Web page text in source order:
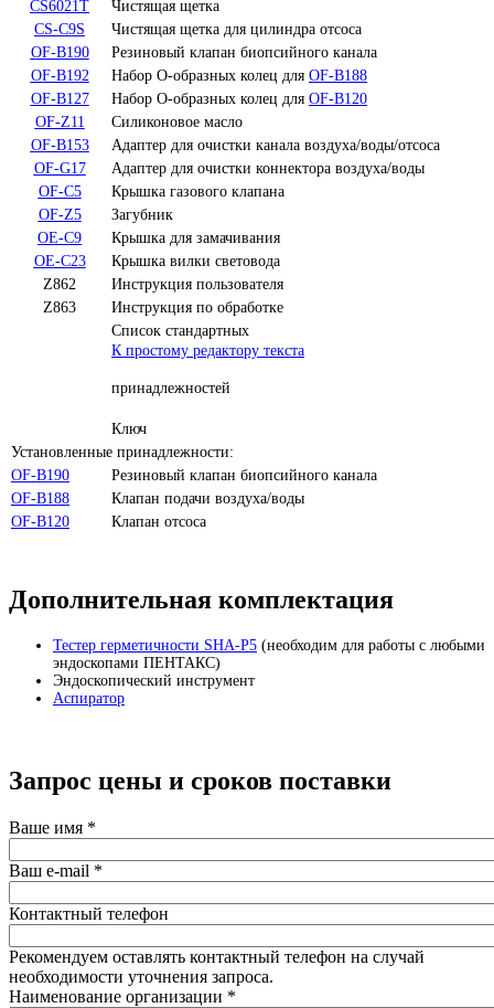
CS6021T
Чистящая щетка
CS-C9S
Чистящая щетка для цилиндра отсоса
OF-B190
Резиновый клапан биопсийного канала
OF-B192
Набор О-образных колец для OF-B188
OF-B127
Набор О-образных колец для OF-B120
OF-Z11
Силиконовое масло
OF-B153
Адаптер для очистки канала воздуха/воды/отсоса
OF-G17
Адаптер для очистки коннектора воздуха/воды
OF-C5
Крышка газового клапана
OF-Z5
Загубник
OE-C9
Крышка для замачивания
OE-C23
Крышка вилки световода
Z862
Инструкция пользователя
Z863
Инструкция по обработке
Список стандартных
К простому редактору текста
принадлежностей
Ключ
Установленные принадлежности:
OF-B190
Резиновый клапан биопсийного канала
OF-B188
Клапан подачи воздуха/воды
OF-B120
Клапан отсоса
Дополнительная комплектация
Тестер герметичности SHA-P5 (необходим для работы с любыми
эндоскопами ПЕНТАКС)
Эндоскопический инструмент
Аспиратор
Запрос цены и сроков поставки
Ваше имя *
Ваш e-mail *
Контактный телефон
Рекомендуем оставлять контактный телефон на случай
необходимости уточнения запроса.
Наименование организации *